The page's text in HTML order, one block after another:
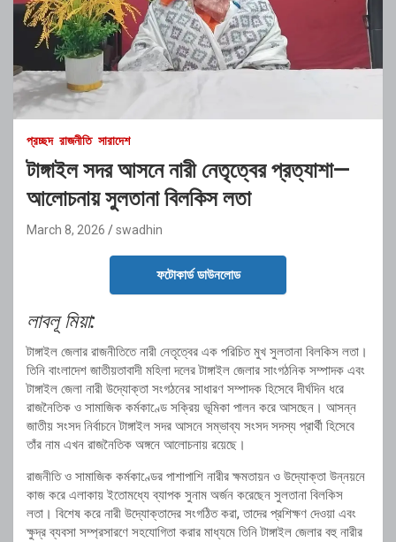
প্রচ্ছদ রাজনীতি সারাদেশ
টাঙ্গাইল সদর আসনে নারী নেতৃত্বের প্রত্যাশা—
আলোচনায় সুলতানা বিলকিস লতা
March 8, 2026 swadhin
ফটোকার্ড ডাউনলোড
লাবলূ মিয়া:
টাঙ্গাইল জেলার রাজনীতিতে নারী নেতৃত্বের এক পরিচিত মুখ সুলতানা বিলকিস লতা।
তিনি বাংলাদেশ জাতীয়তাবাদী মহিলা দলের টাঙ্গাইল জেলার সাংগঠনিক সম্পাদক এবং
টাঙ্গাইল জেলা নারী উদ্যোক্তা সংগঠনের সাধারণ সম্পাদক হিসেবে দীর্ঘদিন ধরে
রাজনৈতিক ও সামাজিক কর্মকাণ্ডে সক্রিয় ভূমিকা পালন করে আসছেন। আসন্ন
জাতীয় সংসদ নির্বাচনে টাঙ্গাইল সদর আসনে সম্ভাব্য সংসদ সদস্য প্রার্থী হিসেবে
তাঁর নাম এখন রাজনৈতিক অঙ্গনে আলোচনায় রয়েছে।
রাজনীতি ও সামাজিক কর্মকাণ্ডের পাশাপাশি নারীর ক্ষমতায়ন ও উদ্যোক্তা উন্নয়নে
কাজ করে এলাকায় ইতোমধ্যে ব্যাপক সুনাম অর্জন করেছেন সুলতানা বিলকিস
লতা। বিশেষ করে নারী উদ্যোক্তাদের সংগঠিত করা, তাদের প্রশিক্ষণ দেওয়া এবং
ক্ষুদ্র ব্যবসা সম্প্রসারণে সহযোগিতা করার মাধ্যমে তিনি টাঙ্গাইল জেলার বহু নারীর